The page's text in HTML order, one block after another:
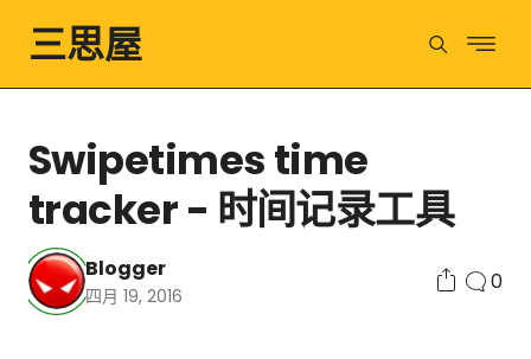
三思屋
Swipetimes time
tracker - 时间记录工具
Blogger
四月 19, 2016
0